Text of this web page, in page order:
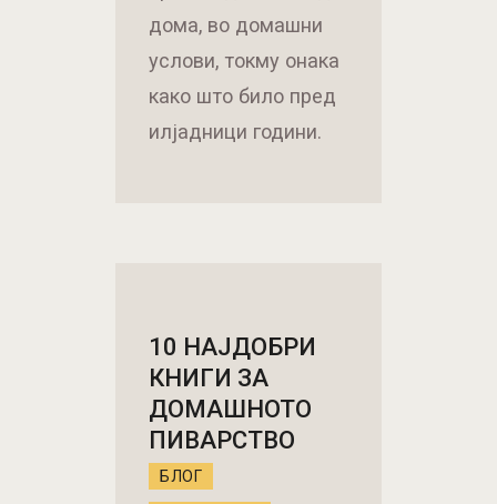
дома, во домашни
услови, токму онака
како што било пред
илјадници години.
10 НАЈДОБРИ
КНИГИ ЗА
ДОМАШНОТО
ПИВАРСТВО
БЛОГ